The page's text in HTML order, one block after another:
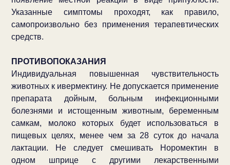
Указанные симптомы проходят, как правило,
самопроизвольно без применения терапевтических
средств.
ПРОТИВОПОКАЗАНИЯ
Индивидуальная повышенная чувствительность
животных к ивермектину. Не допускается применение
препарата дойным, больным инфекционными
болезнями и истощенным животным, беременным
самкам, молоко которых будет использоваться в
пищевых целях, менее чем за 28 суток до начала
лактации. Не следует смешивать Норомектин в
одном шприце с другими лекарственными